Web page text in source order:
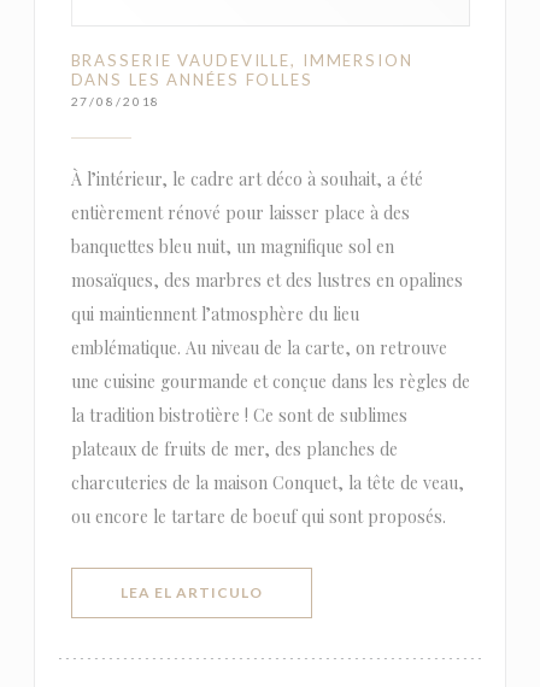
BRASSERIE VAUDEVILLE, IMMERSION
DANS LES ANNÉES FOLLES
27/08/2018
À l’intérieur, le cadre art déco à souhait, a été
entièrement rénové pour laisser place à des
banquettes bleu nuit, un magnifique sol en
mosaïques, des marbres et des lustres en opalines
qui maintiennent l’atmosphère du lieu
emblématique. Au niveau de la carte, on retrouve
une cuisine gourmande et conçue dans les règles de
la tradition bistrotière ! Ce sont de sublimes
plateaux de fruits de mer, des planches de
charcuteries de la maison Conquet, la tête de veau,
ou encore le tartare de boeuf qui sont proposés.
LEA EL ARTICULO((ABRE EN UNA NUEVA VENTANA))